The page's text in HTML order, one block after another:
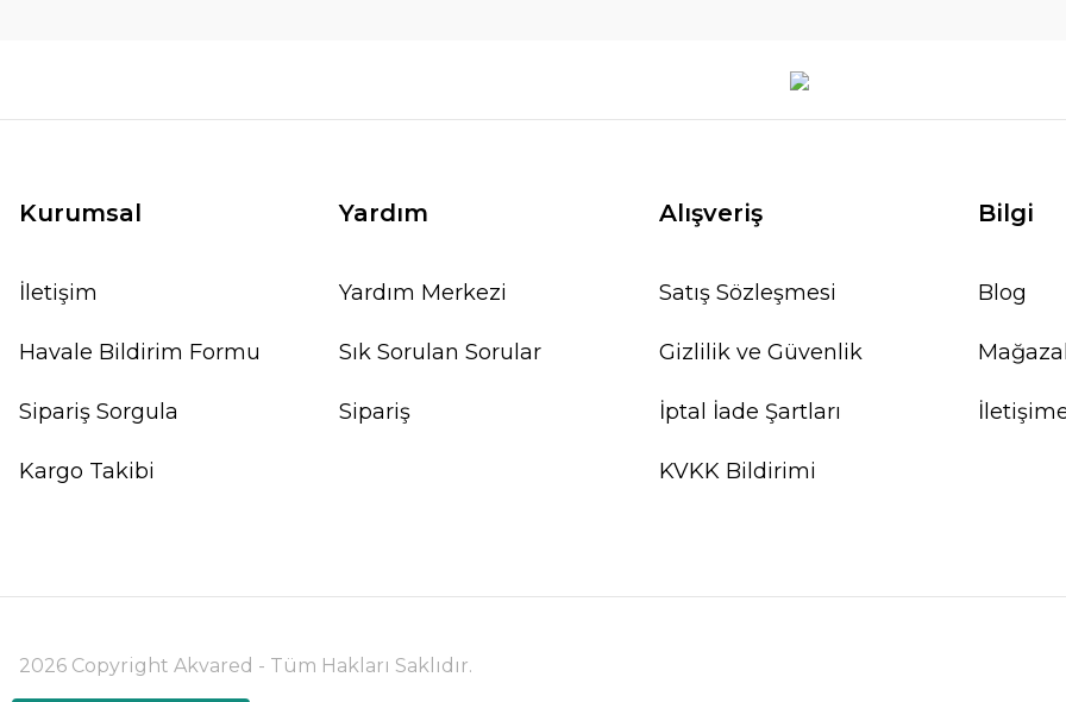
Kurumsal
İletişim
Havale Bildirim Formu
Sipariş Sorgula
Kargo Takibi
Yardım
Yardım Merkezi
Sık Sorulan Sorular
Sipariş
Alışveriş
Satış Sözleşmesi
Gizlilik ve Güvenlik
İptal İade Şartları
KVKK Bildirimi
Bilgi
Blog
2026 Copyright Akvared - Tüm Hakları Saklıdır.